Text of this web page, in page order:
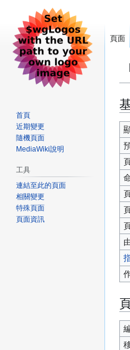
跳
至
導
覽
跳
至
搜
尋
頁面
首頁
近期變更
隨機頁面
MediaWiki說明
工具
連結至此的頁面
相關變更
特殊頁面
頁面資訊